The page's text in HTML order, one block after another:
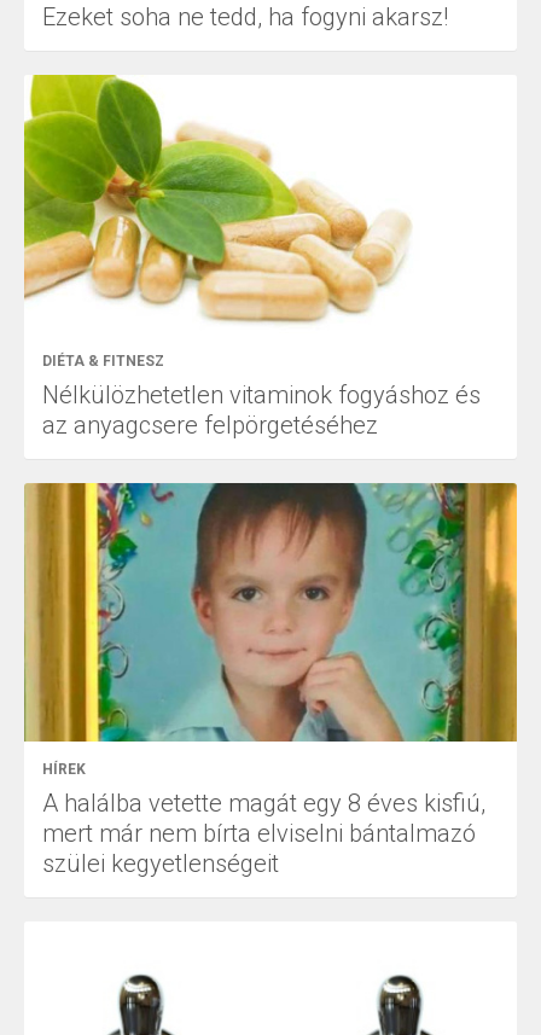
Ezeket soha ne tedd, ha fogyni akarsz!
DIÉTA & FITNESZ
Nélkülözhetetlen vitaminok fogyáshoz és
az anyagcsere felpörgetéséhez
HÍREK
A halálba vetette magát egy 8 éves kisfiú,
mert már nem bírta elviselni bántalmazó
szülei kegyetlenségeit